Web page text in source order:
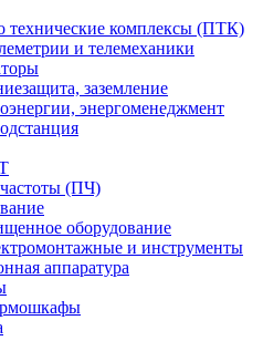
технические комплексы (ПТК)
и телемеханики
заземление
энергоменеджмент
(ПЧ)
оборудование
и инструменты
аппаратура